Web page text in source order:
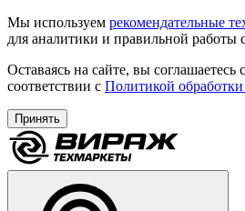
Мы используем рекомендательные
для аналитики и правильной работы
Оставаясь на сайте, вы соглашаетесь
соответствии с Политикой
Принять